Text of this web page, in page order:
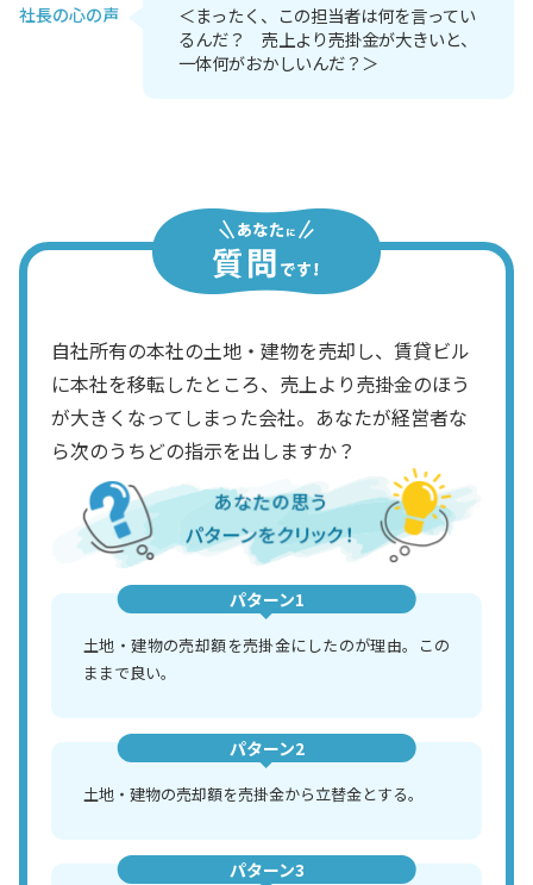
社長の心の声
＜まったく、この担当者は何を言ってい
るんだ？ 売上より売掛金が大きいと、
一体何がおかしいんだ？＞
自社所有の本社の土地・建物を売却し、賃貸ビル
に本社を移転したところ、売上より売掛金のほう
が大きくなってしまった会社。あなたが経営者な
ら次のうちどの指示を出しますか？
パターン1
土地・建物の売却額を売掛金にしたのが理由。この
ままで良い。
パターン2
土地・建物の売却額を売掛金から立替金とする。
パターン3